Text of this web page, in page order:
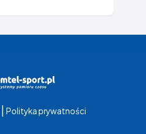
| Polityka prywatności